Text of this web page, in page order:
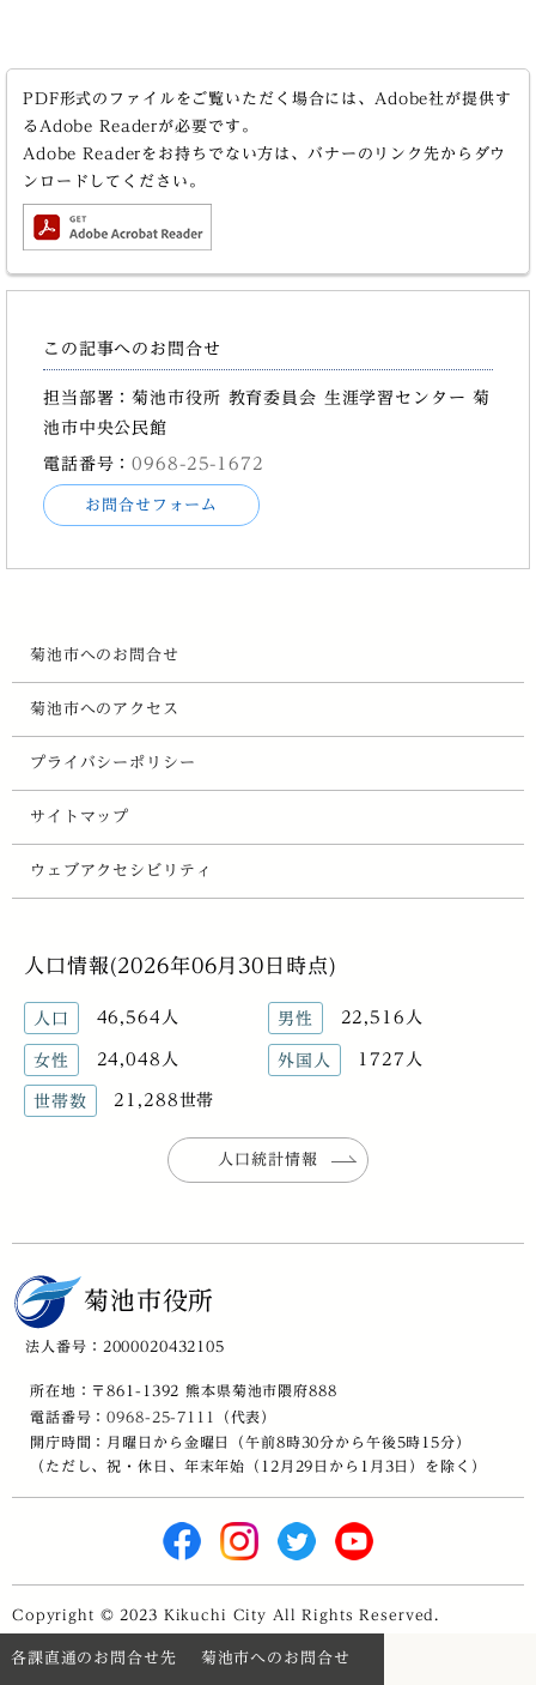
PDF形式のファイルをご覧いただく場合には、Adobe社が提供す
るAdobe Readerが必要です。
Adobe Readerをお持ちでない方は、バナーのリンク先からダウ
ンロードしてください。
この記事へのお問合せ
担当部署：菊池市役所 教育委員会 生涯学習センター 菊
池市中央公民館
電話番号：0968-25-1672
お問合せフォーム
菊池市へのお問合せ
菊池市へのアクセス
プライバシーポリシー
サイトマップ
ウェブアクセシビリティ
人口情報(2026年06月30日時点)
人口 46,564人 男性 22,516人
女性 24,048人 外国人 1727人
世帯数 21,288世帯
人口統計情報
菊池市役所
法人番号：2000020432105
所在地：〒861-1392 熊本県菊池市隈府888
電話番号：0968-25-7111
（代表）
開庁時間：月曜日から金曜日（午前8時30分から午後5時15分）
（ただし、祝・休日、年末年始（12月29日から1月3日）を除く）
Copyright © 2023 Kikuchi City All Rights Reserved.
各課直通のお問合せ先 菊池市へのお問合せ